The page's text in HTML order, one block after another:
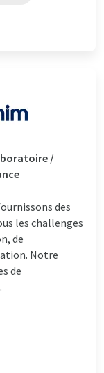
/
des
les challenges
de
Notre
de